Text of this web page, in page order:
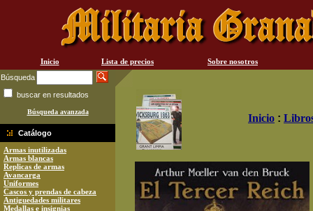
Inicio Lista de precios
Sobre nosotros
Búsqueda
buscar en resultados
Búsqueda avanzada
Catálogo
Armas inutilizadas
Armas blancas
Replicas de armas
Avancarga
Uniformes
Cascos y prendas de cabeza
Antiguedades militares
Medallas e insignias
Inicio :